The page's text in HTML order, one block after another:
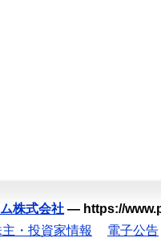
株式会社 — https://
・投資家情報 電子公告